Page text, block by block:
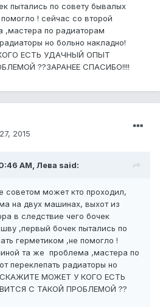
пытались по совету бывалых
! сейчас со второй
по радиаторам
но больно накладно!
ЕСТЬ УДАЧНЫЙ ОПЫТ
??ЗАРАНЕЕ СПАСИБО!!!!
2015
AM, Лева said:
советом может кто проходил,
на двух машинах, выхот из
в следствие чего бочек
,первый бочек пытались по
герметиком ,не помогло !
та же проблема ,мастера по
переклепать радиаторы но
МОЖЕТ У КОГО ЕСТЬ
С ТАКОЙ ПРОБЛЕМОЙ ??